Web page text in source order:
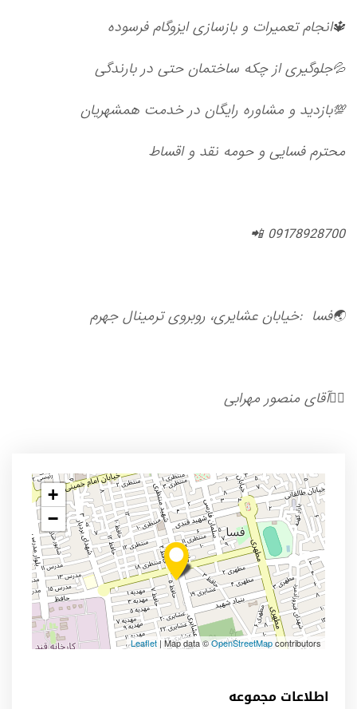
🔱انجام تعمیرات و بازسازی ایزوگام فرسوده
💦جلوگیری از چکه ساختمان حتی در بارندگی
💯بازدید و مشاوره رایگان در خدمت همشهریان
محترم فسایی و حومه نقد و اقساط
09178928700 📲
🌏فسا :خیابان عشایری، روبروی ترمینال جهرم
🤵‍♂️آقای منصور مهرابی
+
−
Leaflet | Map data ©OpenStreetMapcontributors
اطلاعات مجموعه